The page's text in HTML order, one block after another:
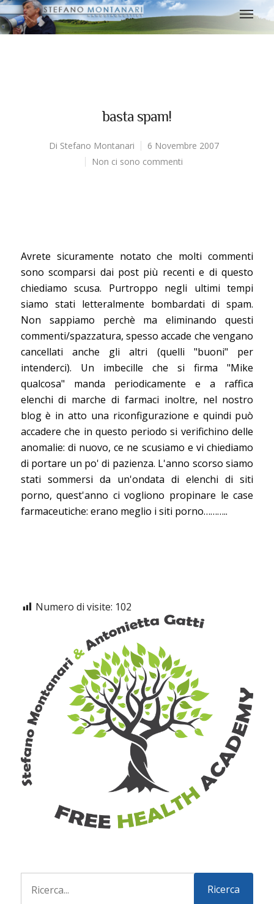
basta spam!
Di Stefano Montanari
6 Novembre 2007
Non ci sono commenti
Avrete sicuramente notato che molti commenti
sono scomparsi dai post più recenti e di questo
chiediamo scusa. Purtroppo negli ultimi tempi
siamo stati letteralmente bombardati di spam.
Non sappiamo perchè ma eliminando questi
commenti/spazzatura, spesso accade che vengano
cancellati anche gli altri (quelli "buoni" per
intenderci). Un imbecille che si firma "Mike
qualcosa" manda periodicamente e a raffica
elenchi di marche di farmaci inoltre, nel nostro
blog è in atto una riconfigurazione e quindi può
accadere che in questo periodo si verifichino delle
anomalie: di nuovo, ce ne scusiamo e vi chiediamo
di portare un po' di pazienza. L'anno scorso siamo
stati sommersi da un'ondata di elenchi di siti
porno, quest'anno ci vogliono propinare le case
farmaceutiche: erano meglio i siti porno………..
Numero di visite: 102